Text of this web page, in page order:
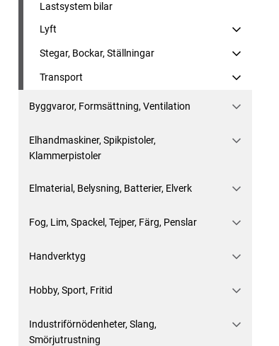
Lastsystem bilar
Lyft
Stegar, Bockar, Ställningar
Transport
Byggvaror, Formsättning, Ventilation
Elhandmaskiner, Spikpistoler,
Klammerpistoler
Elmaterial, Belysning, Batterier, Elverk
Fog, Lim, Spackel, Tejper, Färg, Penslar
Handverktyg
Hobby, Sport, Fritid
Industriförnödenheter, Slang,
Smörjutrustning